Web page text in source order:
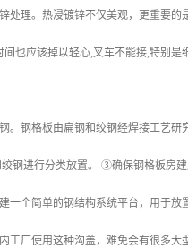
理。热浸镀锌不仅美观，更重要的
也应该掉以轻心,叉车不能接,特别是
钢格板由扁钢和绞钢经焊接工艺研
钢进行分类放置。 ③确保钢格板房
一个简单的钢结构系统平台，用于放
厂使用这种沟盖，难免会有很多大